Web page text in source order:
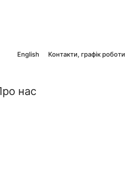
English Контакти, графік роботи
нас